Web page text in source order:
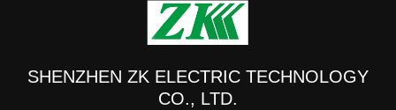
SHENZHEN ZK ELECTRIC TECHNOLOGY
CO., LTD.